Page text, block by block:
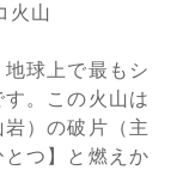
火山
球上で最もシ
。この火山は
）の破片（主
つ】と燃えか